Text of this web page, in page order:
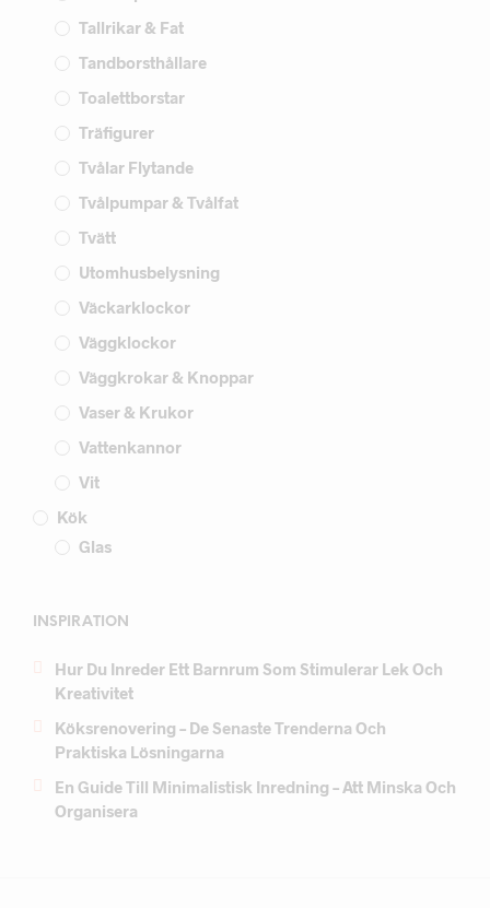
Tallrikar & Fat
Tandborsthållare
Toalettborstar
Träfigurer
Tvålar Flytande
Tvålpumpar & Tvålfat
Tvätt
Utomhusbelysning
Väckarklockor
Väggklockor
Väggkrokar & Knoppar
Vaser & Krukor
Vattenkannor
Vit
Kök
Glas
INSPIRATION
Hur Du Inreder Ett Barnrum Som Stimulerar Lek Och
Kreativitet
Köksrenovering – De Senaste Trenderna Och
Praktiska Lösningarna
En Guide Till Minimalistisk Inredning – Att Minska Och
Organisera